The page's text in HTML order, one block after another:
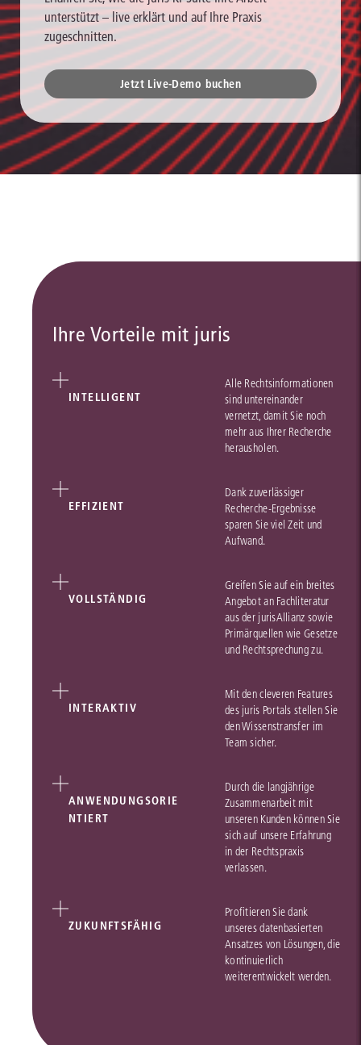
unterstützt – live erklärt und auf Ihre Praxis
zugeschnitten.
Jetzt Live-Demo buchen
Ihre Vorteile mit juris
INTELLIGENT
Alle Rechtsinformationen
sind untereinander
vernetzt, damit Sie noch
mehr aus Ihrer Recherche
herausholen.
EFFIZIENT
Dank zuverlässiger
Recherche-Ergebnisse
sparen Sie viel Zeit und
Aufwand.
VOLLSTÄNDIG
Greifen Sie auf ein breites
Angebot an Fachliteratur
aus der jurisAllianz sowie
Primärquellen wie Gesetze
und Rechtsprechung zu.
INTERAKTIV
Mit den cleveren Features
des juris Portals stellen Sie
den Wissenstransfer im
Team sicher.
ANWENDUNGSORIE
NTIERT
Durch die langjährige
Zusammenarbeit mit
unseren Kunden können Sie
sich auf unsere Erfahrung
in der Rechtspraxis
verlassen.
ZUKUNFTSFÄHIG
Profitieren Sie dank
unseres datenbasierten
Ansatzes von Lösungen, die
kontinuierlich
weiterentwickelt werden.